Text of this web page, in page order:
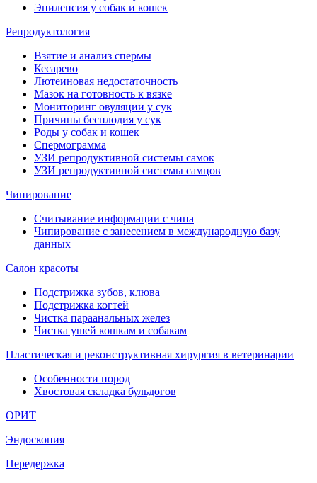
Эпилепсия у собак и кошек
Репродуктология
Взятие и анализ спермы
Кесарево
Лютеиновая недостаточность
Мазок на готовность к вязке
Мониторинг овуляции у сук
Причины бесплодия у сук
Роды у собак и кошек
Спермограмма
УЗИ репродуктивной системы самок
УЗИ репродуктивной системы самцов
Чипирование
Считывание информации с чипа
Чипирование с занесением в международную базу
данных
Салон красоты
Подстрижка зубов, клюва
Подстрижка когтей
Чистка параанальных желез
Чистка ушей кошкам и собакам
Пластическая и реконструктивная хирургия в ветеринарии
Особенности пород
Хвостовая складка бульдогов
ОРИТ
Эндоскопия
Передержка